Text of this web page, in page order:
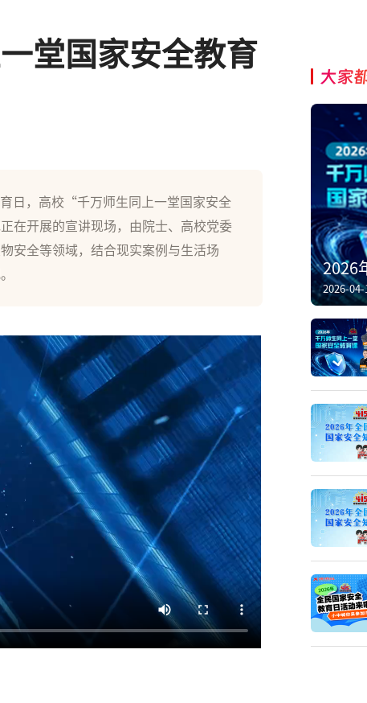
堂国家安全教育
日，高校“千万师生同上一堂国家安全
在开展的宣讲现场，由院士、高校党委
安全等领域，结合现实案例与生活场
大家
2026
2026-04-